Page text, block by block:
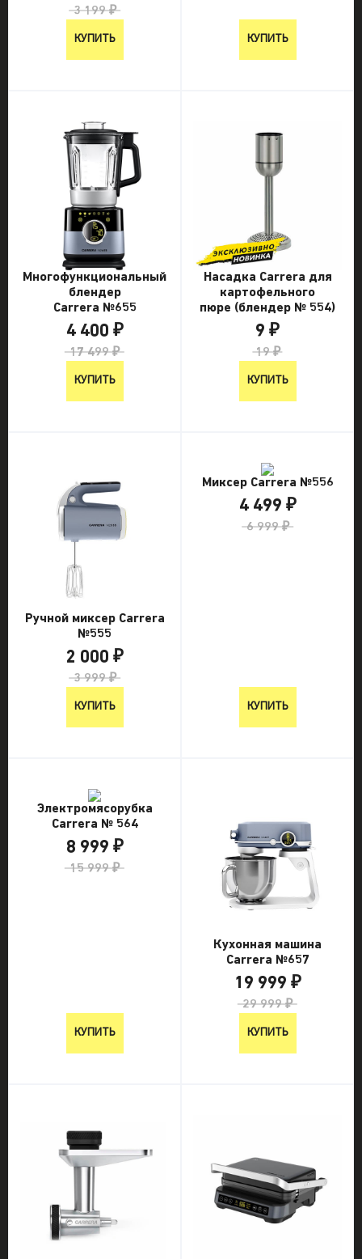
3 199 ₽
КУПИТЬ КУПИТЬ
Многофункциональный
блендер
Carrera №655
4 400 ₽
17 499 ₽
КУПИТЬ
Насадка Carrera для
картофельного
пюре (блендер № 554)
9 ₽
19 ₽
КУПИТЬ
Ручной миксер Carrera
№555
2 000 ₽
3 999 ₽
КУПИТЬ
Миксер Carrera №556
4 499 ₽
6 999 ₽
КУПИТЬ
Электромясорубка
Carrera № 564
8 999 ₽
15 999 ₽
КУПИТЬ
Кухонная машина
Carrera №657
19 999 ₽
29 999 ₽
КУПИТЬ